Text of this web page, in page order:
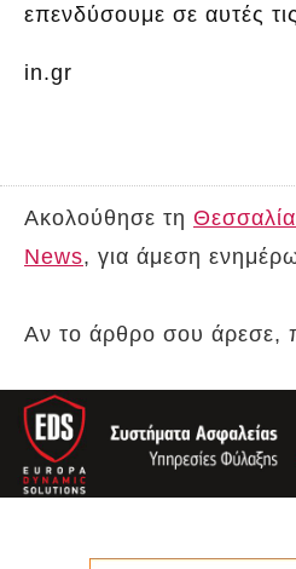
επενδύσουμε σε αυτές
in.gr
Ακολούθησε τη
News, για άμεση
Αν το άρθρο σου άρεσε,